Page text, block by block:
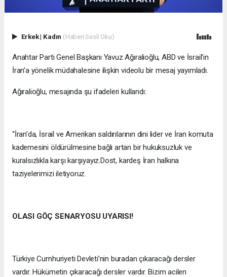
Erkek| Kadın (Haberi Sesli Oku)
Anahtar Parti Genel Başkanı Yavuz Ağıralioğlu, ABD ve İsrail’in
İran’a yönelik müdahalesine ilişkin videolu bir mesaj yayımladı.
Ağıralioğlu, mesajında şu ifadeleri kullandı:
“İran’da, İsrail ve Amerikan saldırılarının dini lider ve İran komuta
kademesini öldürülmesine bağlı artan bir hukuksuzluk ve
kuralsızlıkla karşı karşıyayız.Dost, kardeş İran halkına
taziyelerimizi iletiyoruz.
OLASI GÖÇ SENARYOSU UYARISI!
Türkiye Cumhuriyeti Devleti’nin buradan çıkaracağı dersler
vardır. Hükümetin çıkaracağı dersler vardır. Bizim acilen